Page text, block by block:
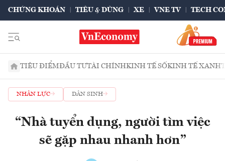
CHỨNG KHOÁN TIÊU & DÙNG XE VNE TV TECH
TIÊU ĐIỂMĐẦU TƯTÀI CHÍNHKINH TẾ SỐKINH TẾ XANH
NHÂN LỰC DÂN SINH
“Nhà tuyển dụng, người tìm việc
sẽ gặp nhau nhanh hơn”